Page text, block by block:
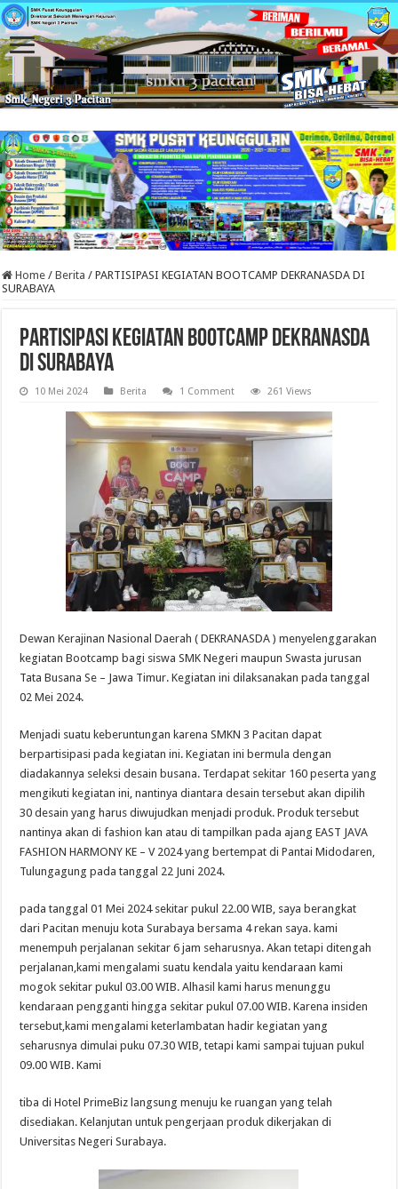
Home / Berita / PARTISIPASI KEGIATAN BOOTCAMP DEKRANASDA DI
SURABAYA
PARTISIPASI KEGIATAN BOOTCAMP DEKRANASDA
DI SURABAYA
10 Mei 2024 Berita 1 Comment 261 Views
Dewan Kerajinan Nasional Daerah ( DEKRANASDA ) menyelenggarakan
kegiatan Bootcamp bagi siswa SMK Negeri maupun Swasta jurusan
Tata Busana Se – Jawa Timur. Kegiatan ini dilaksanakan pada tanggal
02 Mei 2024.
Menjadi suatu keberuntungan karena SMKN 3 Pacitan dapat
berpartisipasi pada kegiatan ini. Kegiatan ini bermula dengan
diadakannya seleksi desain busana. Terdapat sekitar 160 peserta yang
mengikuti kegiatan ini, nantinya diantara desain tersebut akan dipilih
30 desain yang harus diwujudkan menjadi produk. Produk tersebut
nantinya akan di fashion kan atau di tampilkan pada ajang EAST JAVA
FASHION HARMONY KE – V 2024 yang bertempat di Pantai Midodaren,
Tulungagung pada tanggal 22 Juni 2024.
pada tanggal 01 Mei 2024 sekitar pukul 22.00 WIB, saya berangkat
dari Pacitan menuju kota Surabaya bersama 4 rekan saya. kami
menempuh perjalanan sekitar 6 jam seharusnya. Akan tetapi ditengah
perjalanan,kami mengalami suatu kendala yaitu kendaraan kami
mogok sekitar pukul 03.00 WIB. Alhasil kami harus menunggu
kendaraan pengganti hingga sekitar pukul 07.00 WIB. Karena insiden
tersebut,kami mengalami keterlambatan hadir kegiatan yang
seharusnya dimulai puku 07.30 WIB, tetapi kami sampai tujuan pukul
09.00 WIB. Kami
tiba di Hotel PrimeBiz langsung menuju ke ruangan yang telah
disediakan. Kelanjutan untuk pengerjaan produk dikerjakan di
Universitas Negeri Surabaya.